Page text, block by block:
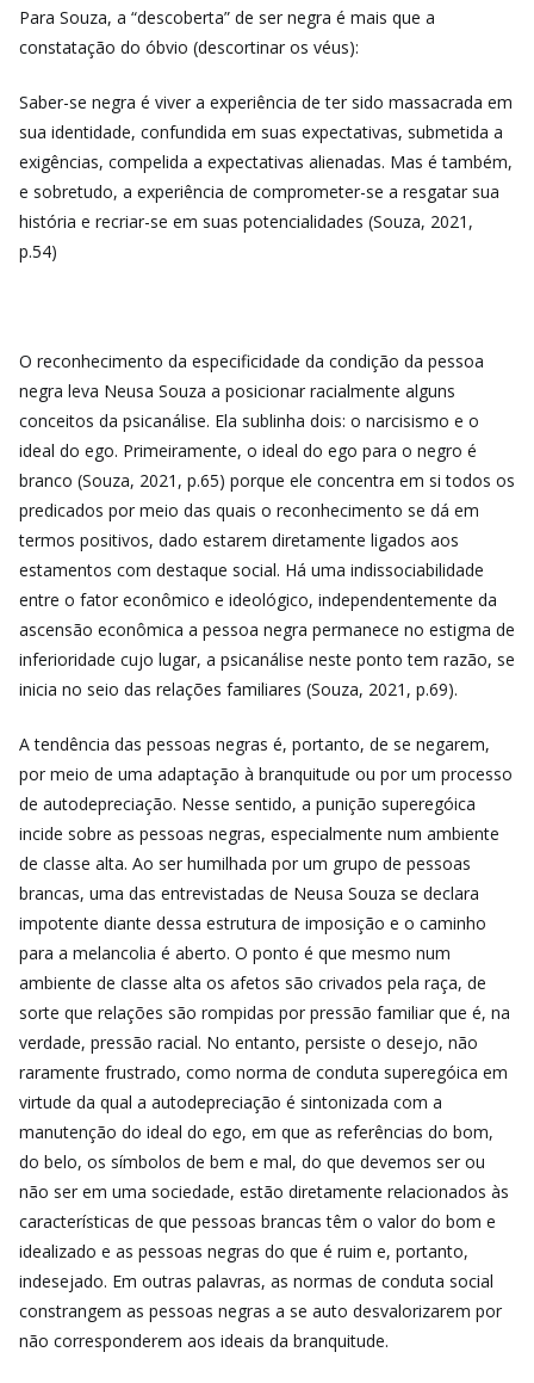
Para Souza, a “descoberta” de ser negra é mais que a
constatação do óbvio (descortinar os véus):
Saber-se negra é viver a experiência de ter sido massacrada em
sua identidade, confundida em suas expectativas, submetida a
exigências, compelida a expectativas alienadas. Mas é também,
e sobretudo, a experiência de comprometer-se a resgatar sua
história e recriar-se em suas potencialidades (Souza, 2021,
p.54)
O reconhecimento da especificidade da condição da pessoa
negra leva Neusa Souza a posicionar racialmente alguns
conceitos da psicanálise. Ela sublinha dois: o narcisismo e o
ideal do ego. Primeiramente, o ideal do ego para o negro é
branco (Souza, 2021, p.65) porque ele concentra em si todos os
predicados por meio das quais o reconhecimento se dá em
termos positivos, dado estarem diretamente ligados aos
estamentos com destaque social. Há uma indissociabilidade
entre o fator econômico e ideológico, independentemente da
ascensão econômica a pessoa negra permanece no estigma de
inferioridade cujo lugar, a psicanálise neste ponto tem razão, se
inicia no seio das relações familiares (Souza, 2021, p.69).
A tendência das pessoas negras é, portanto, de se negarem,
por meio de uma adaptação à branquitude ou por um processo
de autodepreciação. Nesse sentido, a punição superegóica
incide sobre as pessoas negras, especialmente num ambiente
de classe alta. Ao ser humilhada por um grupo de pessoas
brancas, uma das entrevistadas de Neusa Souza se declara
impotente diante dessa estrutura de imposição e o caminho
para a melancolia é aberto. O ponto é que mesmo num
ambiente de classe alta os afetos são crivados pela raça, de
sorte que relações são rompidas por pressão familiar que é, na
verdade, pressão racial. No entanto, persiste o desejo, não
raramente frustrado, como norma de conduta superegóica em
virtude da qual a autodepreciação é sintonizada com a
manutenção do ideal do ego, em que as referências do bom,
do belo, os símbolos de bem e mal, do que devemos ser ou
não ser em uma sociedade, estão diretamente relacionados às
características de que pessoas brancas têm o valor do bom e
idealizado e as pessoas negras do que é ruim e, portanto,
indesejado. Em outras palavras, as normas de conduta social
constrangem as pessoas negras a se auto desvalorizarem por
não corresponderem aos ideais da branquitude.